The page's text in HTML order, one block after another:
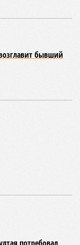
взимать плату с
новой
по ней было
просьба
работ на
позицию
ООО «ЛМА»,
Судебное
аспекты
экономическом
более 1,2
реку Уфу с
2,6 км и